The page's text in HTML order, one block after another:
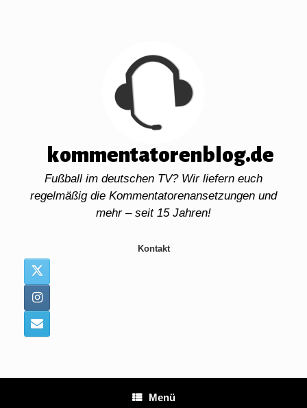
kommentatorenblog.de
Fußball im deutschen TV? Wir liefern euch
regelmäßig die Kommentatorenansetzungen und
mehr – seit 15 Jahren!
Kontakt
Menü